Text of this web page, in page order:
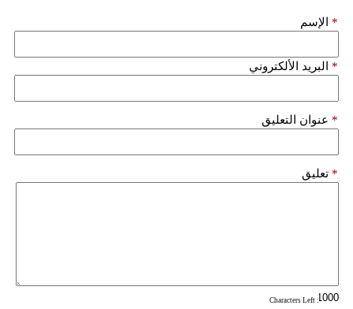
الإسم *
البريد الألكتروني *
عنوان التعليق *
تعليق *
: Characters Left